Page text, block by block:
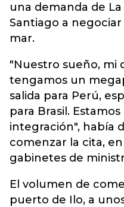
una demanda de
Santiago a
mar.
"Nuestro sueño, mi
tengamos un
salida para Perú,
para Brasil.
integración", había
comenzar la cita,
gabinetes de
El volumen de
puerto de Ilo, a